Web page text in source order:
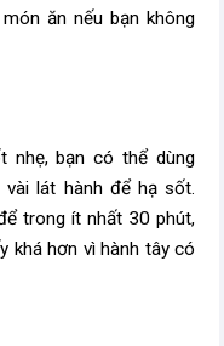
ăn nếu bạn không
nhẹ, bạn có thể dùng
lát hành để hạ sốt.
trong ít nhất 30 phút,
khá hơn vì hành tây có